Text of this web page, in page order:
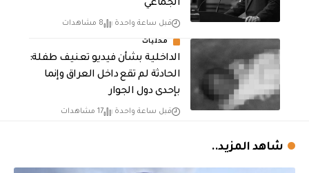
الجماعي
قبل ساعة واحدة 8 مشاهدات
محليات
الداخلية بشأن فيديو تعنيف طفلة:
الحادثة لم تقع داخل العراق وإنما
بإحدى دول الجوار
قبل ساعة واحدة 17 مشاهدات
شاهد المزيد..